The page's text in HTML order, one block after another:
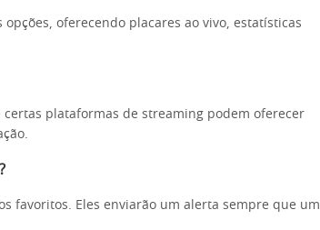
opções, oferecendo placares ao vivo, estatísticas
plataformas de streaming podem oferecer
favoritos. Eles enviarão um alerta sempre que um